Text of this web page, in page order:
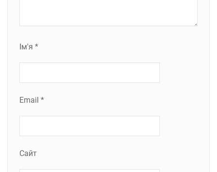
Ім'я *
Email *
Сайт